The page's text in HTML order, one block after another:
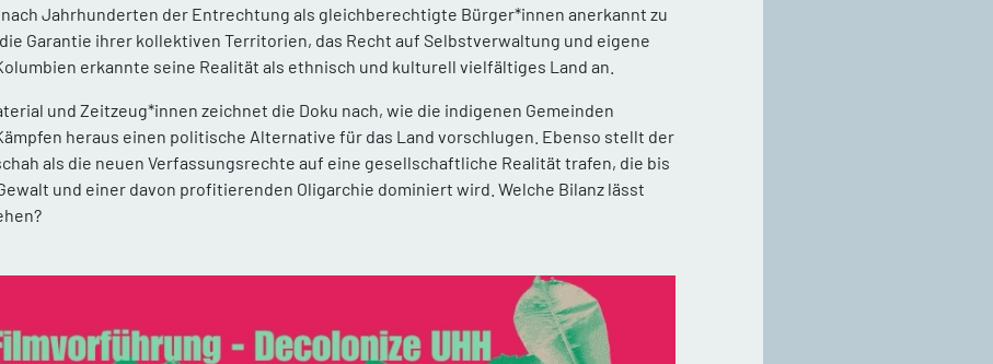
Jahrhunderten der Entrechtung als gleichberechtigte Bürger*innen anerkannt zu
Garantie ihrer kollektiven Territorien, das Recht auf Selbstverwaltung und eigene
erkannte seine Realität als ethnisch und kulturell vielfältiges Land an.
und Zeitzeug*innen zeichnet die Doku nach, wie die indigenen Gemeinden
heraus einen politische Alternative für das Land vorschlugen. Ebenso stellt der
als die neuen Verfassungsrechte auf eine gesellschaftliche Realität trafen, die bis
und einer davon profitierenden Oligarchie dominiert wird. Welche Bilanz lässt